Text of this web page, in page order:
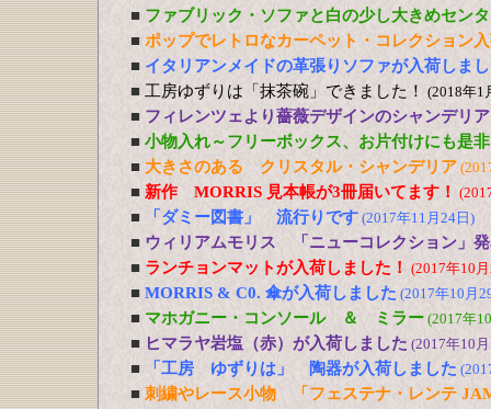
■ ファブリック・ソファと白の少し大きめセン
■ ポップでレトロなカーペット・コレクション
■ イタリアンメイドの革張りソファが入荷しま
■ 工房ゆずりは「抹茶碗」できました！ (2018年1
■ フィレンツェより薔薇デザインのシャンデリア
■ 小物入れ～フリーボックス、お片付けにも是
■ 大きさのある クリスタル・シャンデリア
■ 新作 MORRIS 見本帳が3冊届いてます！
■ 「ダミー図書」 流行りです (2017年11月24日)
■ ウィリアムモリス 「ニューコレクション」
■ ランチョンマットが入荷しました！ (2017年10
■ MORRIS & C0. 傘が入荷しました (2017年10月
■ マホガニー・コンソール ＆ ミラー (2017年
■ ヒマラヤ岩塩（赤）が入荷しました (2017年10
■ 「工房 ゆずりは」 陶器が入荷しました
■ 刺繍やレース小物 「フェステナ・レンテ